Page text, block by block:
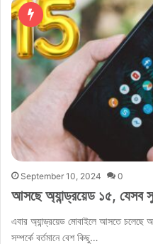
September 10, 2024 0
আসছে অ্যান্ড্রয়েড ১৫, যেসব
এবার অ্যান্ড্রয়েড মোবাইলে আসতে চলেছে
সম্পর্কে বর্তমানে বেশ কিছু…